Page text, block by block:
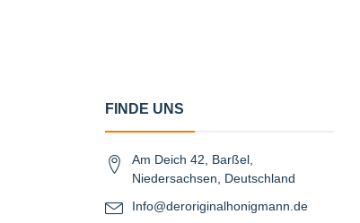
FINDE UNS
Am Deich 42, Barßel,
Niedersachsen, Deutschland
Info@deroriginalhonigmann.de